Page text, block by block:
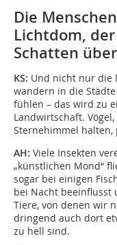
Die
Lichtdom,
Schatten
KS: Und nicht nur die
wandern in die
fühlen – das wird zu
Landwirtschaft.
Sternehimmel halten,
AH: Viele Insekten
„künstlichen Mond“
sogar bei einigen
bei Nacht beeinflusst
Tiere, von denen wir
dringend auch dort
zu hell sind.